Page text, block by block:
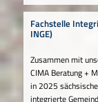
Fachstelle
INGE)
Zusammen mit
CIMA Beratung +
in 2025
integrierte